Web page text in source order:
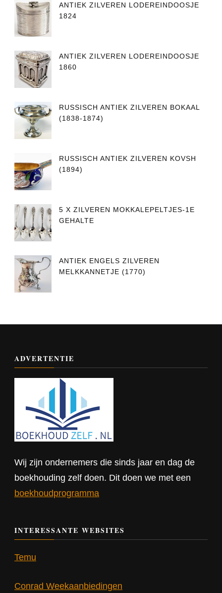
ANTIEK ZILVEREN LODEREINDOOSJE
1824
ANTIEK ZILVEREN LODEREINDOOSJE
1860
RUSSISCH ANTIEK ZILVEREN BOKAAL
(1838-1874)
RUSSISCH ANTIEK ZILVEREN KOVSH
(1894)
5 X ZILVEREN MOKKALEPELTJES-1E
GEHALTE
ANTIEK ENGELS ZILVEREN
MELKKANNETJE (1770)
ADVERTENTIE
Wij zijn ondernemers die sinds jaar en dag de
boekhouding zelf doen. Dit doen we met een
boekhoudprogramma
INTERESSANTE WEBSITES
Temu
Conrad Weekaanbiedingen